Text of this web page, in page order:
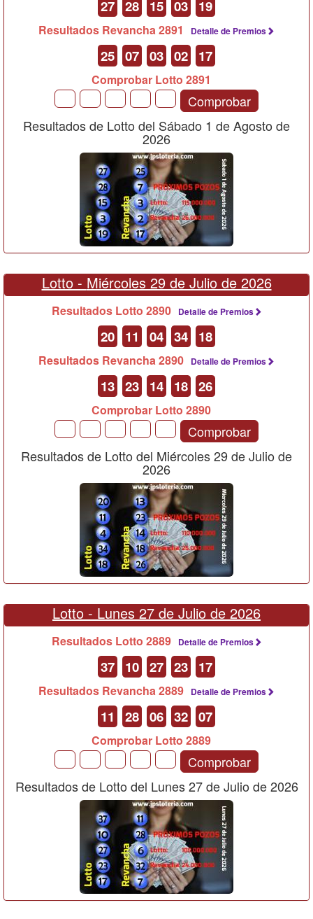
27 28 15 03 19
Resultados Revancha 2891 Detalle de Premios
25 07 03 02 17
Comprobar Lotto 2891
Comprobar
Resultados de Lotto del Sábado 1 de Agosto de
2026
Lotto - Miércoles 29 de Julio de 2026
Resultados Lotto 2890 Detalle de Premios
20 11 04 34 18
Resultados Revancha 2890 Detalle de Premios
13 23 14 18 26
Comprobar Lotto 2890
Comprobar
Resultados de Lotto del Miércoles 29 de Julio de
2026
Lotto - Lunes 27 de Julio de 2026
Resultados Lotto 2889 Detalle de Premios
37 10 27 23 17
Resultados Revancha 2889 Detalle de Premios
11 28 06 32 07
Comprobar Lotto 2889
Comprobar
Resultados de Lotto del Lunes 27 de Julio de 2026